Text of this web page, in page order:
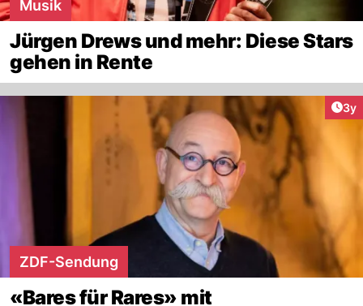
Musik
Jürgen Drews und mehr: Diese Stars
gehen in Rente
3y
ZDF-Sendung
«Bares für Rares» mit